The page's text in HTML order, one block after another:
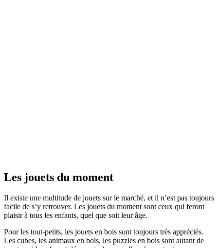
Les jouets du moment
Il existe une multitude de jouets sur le marché, et il n’est pas toujours
facile de s’y retrouver. Les jouets du moment sont ceux qui feront
plaisir à tous les enfants, quel que soit leur âge.
Pour les tout-petits, les jouets en bois sont toujours très appréciés.
Les cubes, les animaux en bois, les puzzles en bois sont autant de